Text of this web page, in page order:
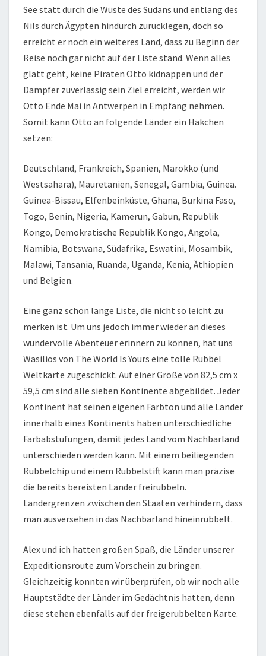
See statt durch die Wüste des Sudans und entlang des
Nils durch Ägypten hindurch zurücklegen, doch so
erreicht er noch ein weiteres Land, dass zu Beginn der
Reise noch gar nicht auf der Liste stand. Wenn alles
glatt geht, keine Piraten Otto kidnappen und der
Dampfer zuverlässig sein Ziel erreicht, werden wir
Otto Ende Mai in Antwerpen in Empfang nehmen.
Somit kann Otto an folgende Länder ein Häkchen
setzen:
Deutschland, Frankreich, Spanien, Marokko (und
Westsahara), Mauretanien, Senegal, Gambia, Guinea.
Guinea-Bissau, Elfenbeinküste, Ghana, Burkina Faso,
Togo, Benin, Nigeria, Kamerun, Gabun, Republik
Kongo, Demokratische Republik Kongo, Angola,
Namibia, Botswana, Südafrika, Eswatini, Mosambik,
Malawi, Tansania, Ruanda, Uganda, Kenia, Äthiopien
und Belgien.
Eine ganz schön lange Liste, die nicht so leicht zu
merken ist. Um uns jedoch immer wieder an dieses
wundervolle Abenteuer erinnern zu können, hat uns
Wasilios von The World Is Yours eine tolle Rubbel
Weltkarte zugeschickt. Auf einer Größe von 82,5 cm x
59,5 cm sind alle sieben Kontinente abgebildet. Jeder
Kontinent hat seinen eigenen Farbton und alle Länder
innerhalb eines Kontinents haben unterschiedliche
Farbabstufungen, damit jedes Land vom Nachbarland
unterschieden werden kann. Mit einem beiliegenden
Rubbelchip und einem Rubbelstift kann man präzise
die bereits bereisten Länder freirubbeln.
Ländergrenzen zwischen den Staaten verhindern, dass
man ausversehen in das Nachbarland hineinrubbelt.
Alex und ich hatten großen Spaß, die Länder unserer
Expeditionsroute zum Vorschein zu bringen.
Gleichzeitig konnten wir überprüfen, ob wir noch alle
Hauptstädte der Länder im Gedächtnis hatten, denn
diese stehen ebenfalls auf der freigerubbelten Karte.